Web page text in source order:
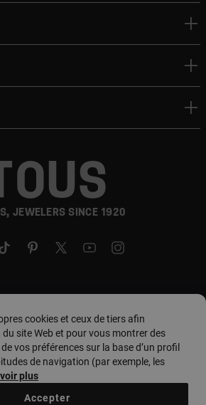
JEWELERS SINCE 1920
et devise :country. / Euro
d'utilisation
cookies et ceux de tiers afin
du site Web et pour vous montrer des
vos préférences sur la base d’un profil
de navigation (par exemple, les
plus
Accepter